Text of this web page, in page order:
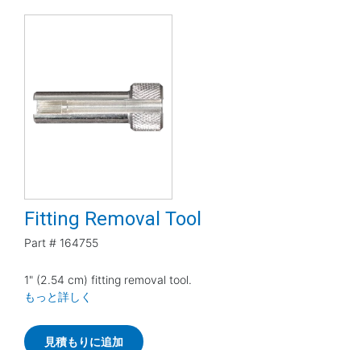
Fitting Removal Tool
Part # 164755
1" (2.54 cm) fitting removal tool.
もっと詳しく
見積もりに追加